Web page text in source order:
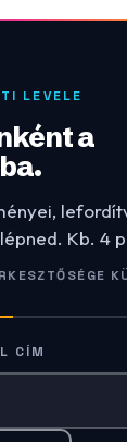
LEVELE
a
Kb. 4
CÍM